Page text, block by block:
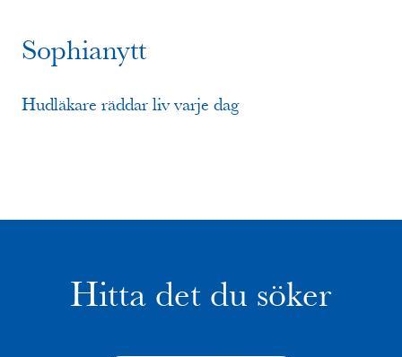
Sophianytt
Hudläkare räddar liv varje dag
Hitta det du söker